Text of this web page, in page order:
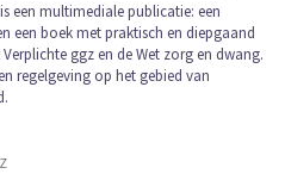
een multimediale publicatie: een
een boek met praktisch en diepgaand
ggz en de Wet zorg en dwang.
regelgeving op het gebied van